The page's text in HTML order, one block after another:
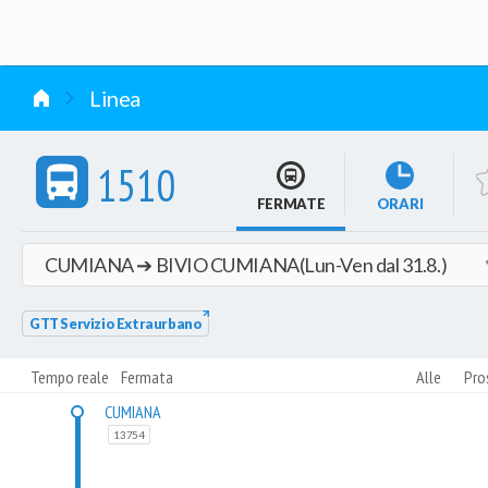
Linea
1510 FERMATE ORARI
GTT Servizio Extraurbano
Tempo reale Fermata Alle
CUMIANA
13754